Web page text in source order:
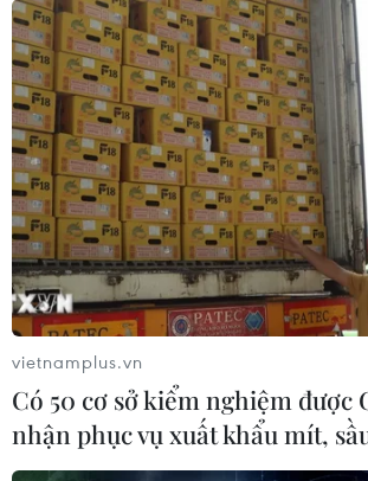
vietnamplus.vn
Có 50 cơ sở kiểm nghiệm được
nhận phục vụ xuất khẩu mít,